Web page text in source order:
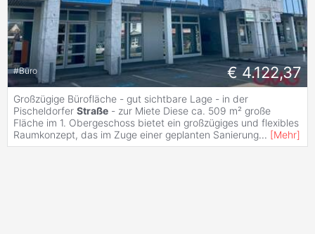
#Büro € 4.122,37
Großzügige Bürofläche - gut sichtbare Lage - in der
Pischeldorfer Straße - zur Miete Diese ca. 509 m² große
Fläche im 1. Obergeschoss bietet ein großzügiges und flexibles
Raumkonzept, das im Zuge einer geplanten Sanierung... [Mehr]